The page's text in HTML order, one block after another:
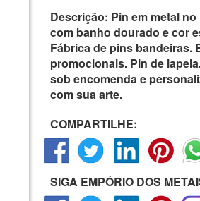
Descrição: Pin em metal no
com banho dourado e cor
Fábrica de pins bandeiras.
promocionais. Pin de
sob encomenda e
com sua arte.
COMPARTILHE:
SIGA EMPÓRIO DOS